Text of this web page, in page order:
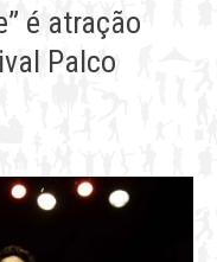
é atração
Palco